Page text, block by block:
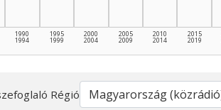
1990
1994
1995
1999
2000
2004
2005
2009
2010
2014
2015
2019
Régió